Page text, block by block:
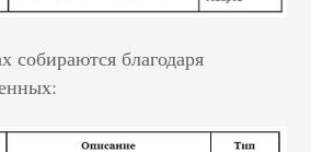
собираются благодаря